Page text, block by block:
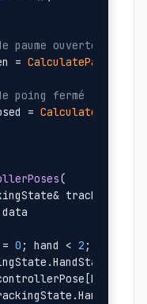
paume ouverte
=
poing fermé
=
(
0 ; hand < 2 ;